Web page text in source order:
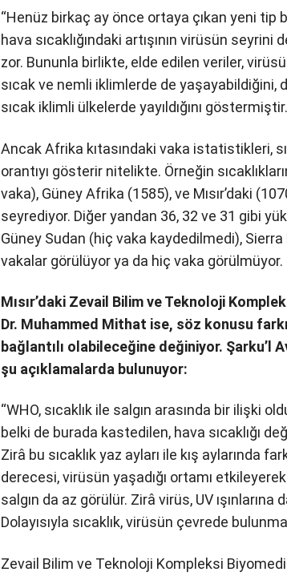
“Henüz birkaç ay önce ortaya çıkan yeni
hava sıcaklığındaki artışının virüsün
zor. Bununla birlikte, elde edilen veriler,
sıcak ve nemli iklimlerde de yaşayabildiğini,
sıcak iklimli ülkelerde yayıldığını
Ancak Afrika kıtasındaki vaka istatistikleri,
orantıyı gösterir nitelikte. Örneğin
vaka), Güney Afrika (1585), ve Mısır’daki
seyrediyor. Diğer yandan 36, 32 ve 31 gibi
Güney Sudan (hiç vaka kaydedilmedi),
vakalar görülüyor ya da hiç vaka görülmüyor.
Mısır’daki Zevail Bilim ve Teknoloji
Dr. Muhammed Mithat ise, söz konusu
bağlantılı olabileceğine değiniyor. Şarku’l
şu açıklamalarda bulunuyor:
“WHO, sıcaklık ile salgın arasında bir ilişki
belki de burada kastedilen, hava sıcaklığı
Zirâ bu sıcaklık yaz ayları ile kış aylarında
derecesi, virüsün yaşadığı ortamı
salgın da az görülür. Zirâ virüs, UV
Dolayısıyla sıcaklık, virüsün çevrede bulunma
Zevail Bilim ve Teknoloji Kompleksi